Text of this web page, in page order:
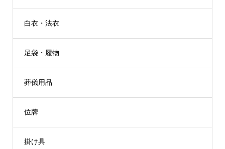
白衣・法衣
足袋・履物
葬儀用品
位牌
掛け具